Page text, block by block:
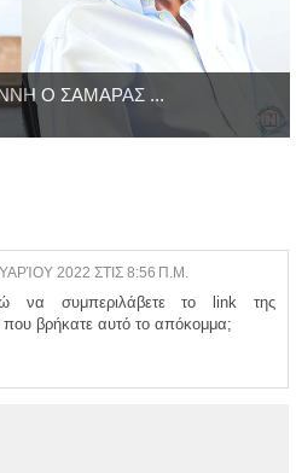
Ο ΣΑΜΑΡΑΣ ...
2022 ΣΤΙΣ 8:56 Π.Μ.
να συμπεριλάβετε το link της
που βρήκατε αυτό το απόκομμα;